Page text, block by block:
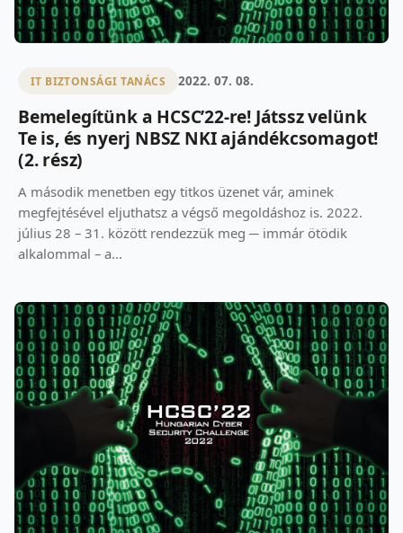
IT BIZTONSÁGI TANÁCS 2022. 07. 08.
Bemelegítünk a HCSC’22-re! Játssz velünk
Te is, és nyerj NBSZ NKI ajándékcsomagot!
(2. rész)
A második menetben egy titkos üzenet vár, aminek
megfejtésével eljuthatsz a végső megoldáshoz is. 2022.
július 28 – 31. között rendezzük meg ─ immár ötödik
alkalommal – a...